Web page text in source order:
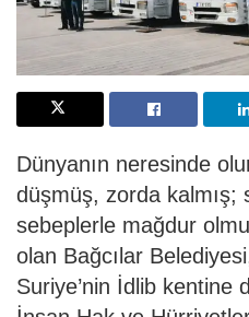
Dünyanın neresinde
düşmüş, zorda kalmış;
sebeplerle mağdur
olan Bağcılar
Suriye’nin İdlib kentine